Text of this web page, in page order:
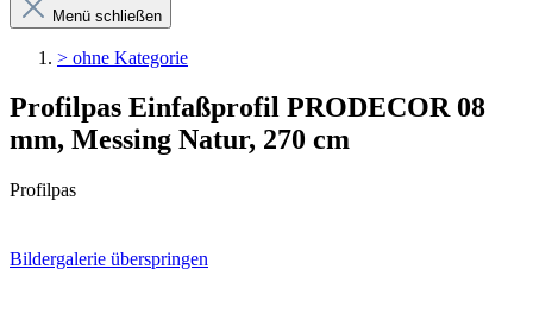
Menü schließen
> ohne Kategorie
Profilpas Einfaßprofil PRODECOR 08
mm, Messing Natur, 270 cm
Profilpas
Bildergalerie überspringen